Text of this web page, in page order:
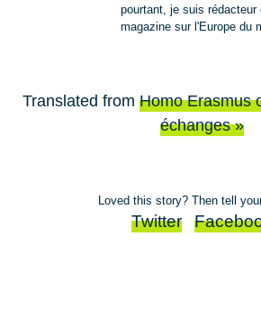
pourtant, je suis rédacteur
magazine sur l'Europe du
Translated from Homo Erasmus
échanges »
Loved this story? Then tell
Twitter